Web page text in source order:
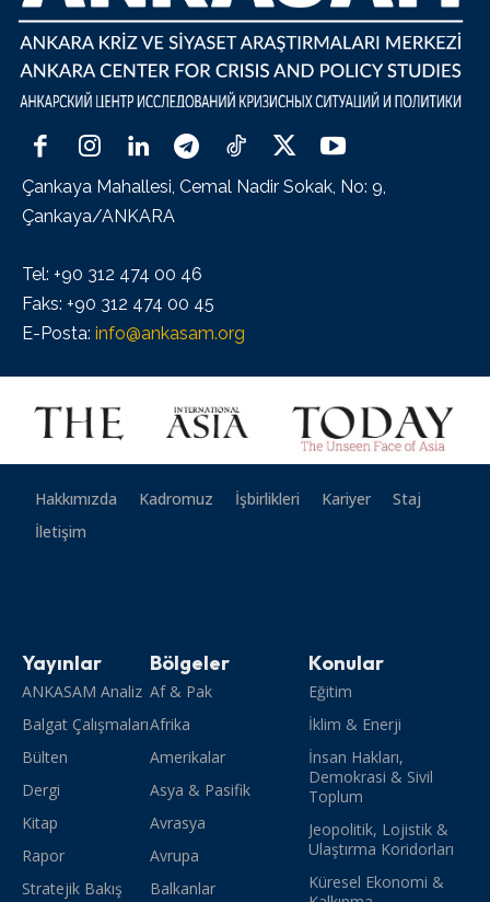
Çankaya Mahallesi, Cemal Nadir Sokak, No: 9,
Çankaya/ANKARA
Tel: +90 312 474 00 46
Faks: +90 312 474 00 45
E-Posta: info@ankasam.org
Hakkımızda Kadromuz İşbirlikleri Kariyer
Staj
İletişim
Yayınlar
ANKASAM Analiz
Balgat Çalışmaları
Bülten
Dergi
Kitap
Rapor
Stratejik Bakış
Bölgeler
Af & Pak
Afrika
Amerikalar
Asya & Pasifik
Avrasya
Avrupa
Balkanlar
Konular
Eğitim
İklim & Enerji
İnsan Hakları,
Demokrasi & Sivil
Toplum
Jeopolitik, Lojistik &
Ulaştırma Koridorları
Küresel Ekonomi &